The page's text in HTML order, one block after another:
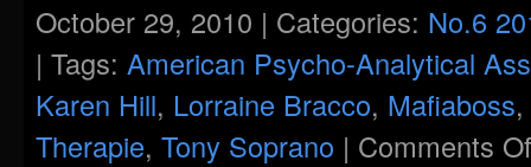
October 29, 2010 | Categories: No.6
| Tags: American Psycho-Analytical
Karen Hill, Lorraine Bracco, Mafiaboss,
Therapie, Tony Soprano | Comments